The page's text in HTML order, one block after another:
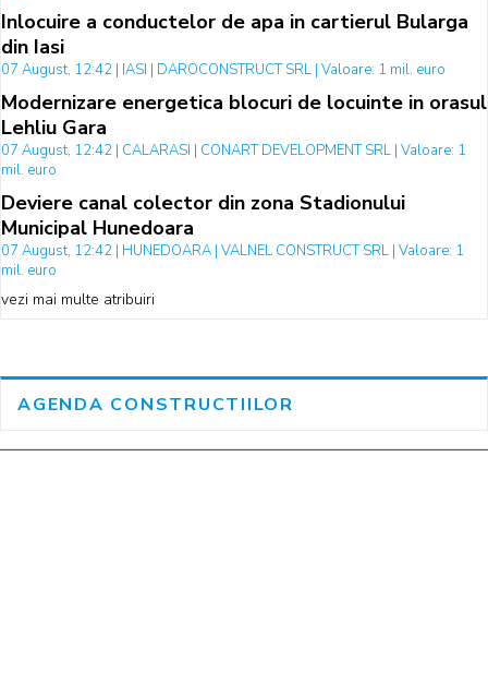
Inlocuire a conductelor de apa in cartierul Bularga
din Iasi
07 August, 12:42 | IASI | DAROCONSTRUCT SRL | Valoare: 1 mil. euro
Modernizare energetica blocuri de locuinte in orasul
Lehliu Gara
07 August, 12:42 | CALARASI | CONART DEVELOPMENT SRL | Valoare: 1
mil. euro
Deviere canal colector din zona Stadionului
Municipal Hunedoara
07 August, 12:42 | HUNEDOARA | VALNEL CONSTRUCT SRL | Valoare: 1
mil. euro
vezi mai multe atribuiri
AGENDA CONSTRUCTIILOR